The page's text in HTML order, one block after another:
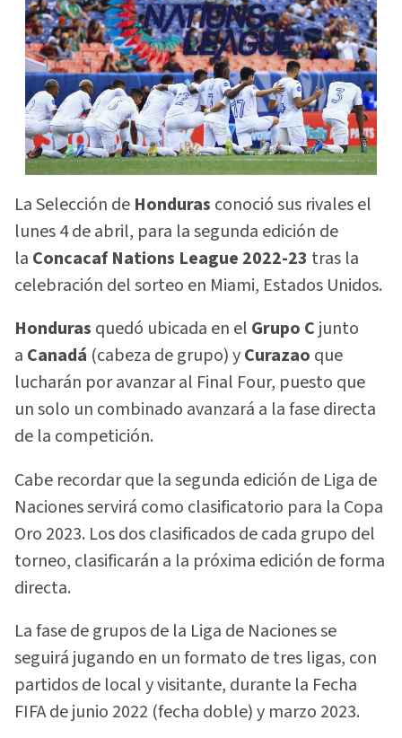
La Selección de Honduras conoció sus rivales el
lunes 4 de abril, para la segunda edición de
la Concacaf Nations League 2022-23 tras la
celebración del sorteo en Miami, Estados Unidos.
Honduras quedó ubicada en el Grupo C junto
a Canadá (cabeza de grupo) yCurazao que
lucharán por avanzar al Final Four, puesto que
un solo un combinado avanzará a la fase directa
de la competición.
Cabe recordar que la segunda edición de Liga de
Naciones servirá como clasificatorio para la Copa
Oro 2023. Los dos clasificados de cada grupo del
torneo, clasificarán a la próxima edición de forma
directa.
La fase de grupos de la Liga de Naciones se
seguirá jugando en un formato de tres ligas, con
partidos de local y visitante, durante la Fecha
FIFA de junio 2022 (fecha doble) y marzo 2023.